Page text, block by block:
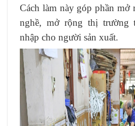
Cách làm này góp phần mở
nghề, mở rộng thị trường
nhập cho người sản xuất.